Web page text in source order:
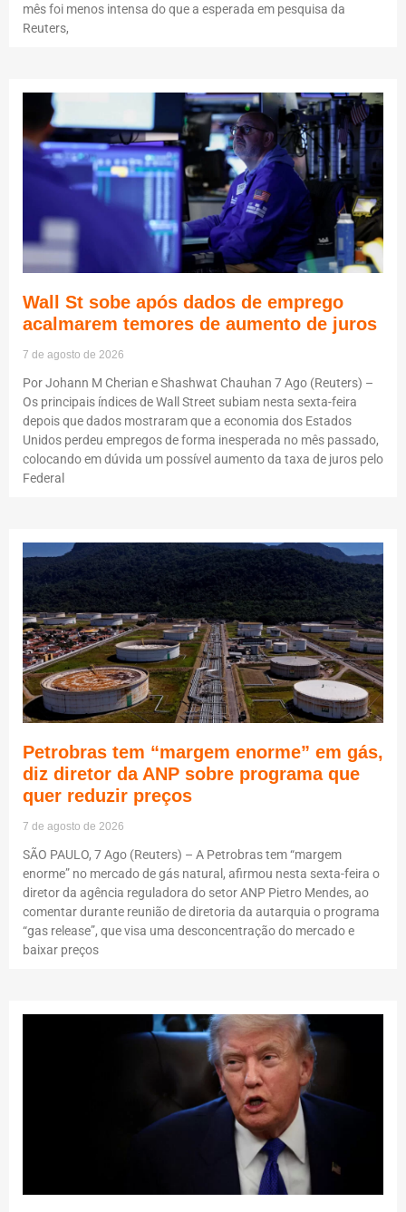
mês foi menos intensa do que a esperada em pesquisa da
Reuters,
Wall St sobe após dados de emprego
acalmarem temores de aumento de juros
7 de agosto de 2026
Por Johann M Cherian e Shashwat Chauhan 7 Ago (Reuters) –
Os principais índices de Wall Street subiam nesta sexta-feira
depois que dados mostraram que a economia dos Estados
Unidos perdeu empregos de forma inesperada no mês passado,
colocando em dúvida um possível aumento da taxa de juros pelo
Federal
Petrobras tem “margem enorme” em gás,
diz diretor da ANP sobre programa que
quer reduzir preços
7 de agosto de 2026
SÃO PAULO, 7 Ago (Reuters) – A Petrobras tem “margem
enorme” no mercado de gás natural, afirmou nesta sexta-feira o
diretor da agência reguladora do setor ANP Pietro Mendes, ao
comentar durante reunião de diretoria da autarquia o programa
“gas release”, que visa uma desconcentração do mercado e
baixar preços